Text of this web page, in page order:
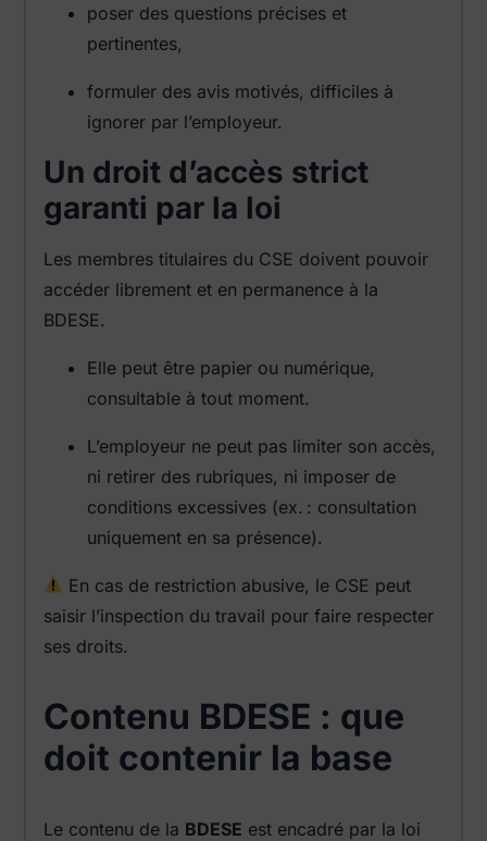
poser des questions précises et
pertinentes,
formuler des avis motivés, difficiles à
ignorer par l’employeur.
Un droit d’accès strict
garanti par la loi
Les membres titulaires du CSE doivent pouvoir
accéder librement et en permanence à la
BDESE.
Elle peut être papier ou numérique,
consultable à tout moment.
L’employeur ne peut pas limiter son accès,
ni retirer des rubriques, ni imposer de
conditions excessives (ex. : consultation
uniquement en sa présence).
En cas de restriction abusive, le CSE peut
saisir l’inspection du travail pour faire respecter
ses droits.
Contenu BDESE : que
doit contenir la base
Le contenu de la BDESE est encadré par la loi